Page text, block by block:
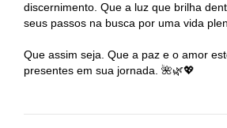
discernimento. Que a luz que brilha
seus passos na busca por uma vida
Que assim seja. Que a paz e o amor
presentes em sua jornada. 🌺🌿💖